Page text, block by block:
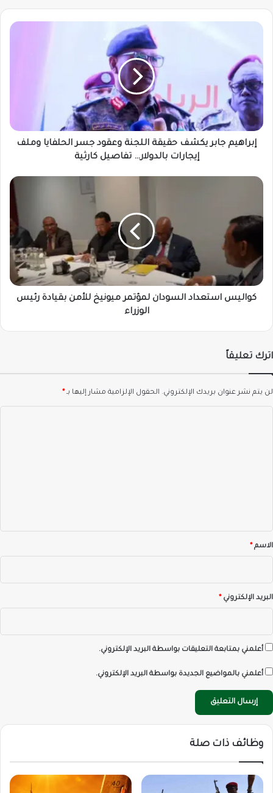
إبراهيم
حقيقة
اللجنة
وعقود
جسر
الحلفايا
وملف
إيجارات
كارثية
إبراهيم جابر يكشف حقيقة اللجنة وعقود جسر الحلفايا وملف
إيجارات بالدولار… تفاصيل كارثية
كواليس
لمؤتمر
للأمن
بقيادة
رئيس
الوزراء
كواليس استعداد السودان لمؤتمر ميونيخ للأمن بقيادة رئيس
الوزراء
اترك تعليقاً
لن يتم نشر عنوان بريدك الإلكتروني. الحقول الإلزامية مشار إليها بـ*
*الاسم*
البريد الإلكتروني*
أعلمني بمتابعة التعليقات بواسطة البريد الإلكتروني.
أعلمني بالمواضيع الجديدة بواسطة البريد الإلكتروني.
وظائف ذات صلة